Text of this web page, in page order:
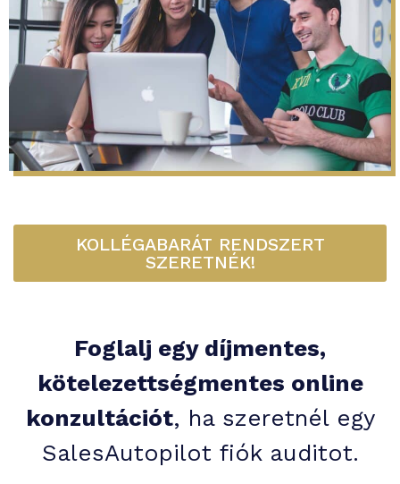
KOLLÉGABARÁT RENDSZERT
SZERETNÉK!
Foglalj egy díjmentes,
kötelezettségmentes online
konzultációt, ha szeretnél egy
SalesAutopilot fiók auditot.